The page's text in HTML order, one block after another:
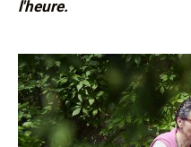
l'heure.